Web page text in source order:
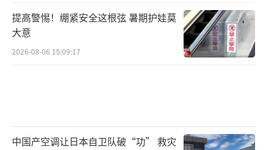
提高警惕！绷紧安全这根弦 暑期护娃莫
大意
2026-08-06 15:09:17
中国产空调让日本自卫队破“功” 救灾